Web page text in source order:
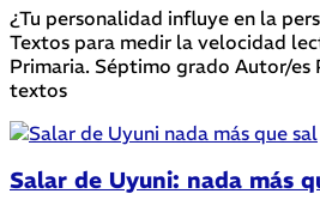
¿Tu personalidad influye en la
Textos para medir la velocidad
Primaria. Séptimo grado Autor/es
textos
Salar de Uyuni: nada más